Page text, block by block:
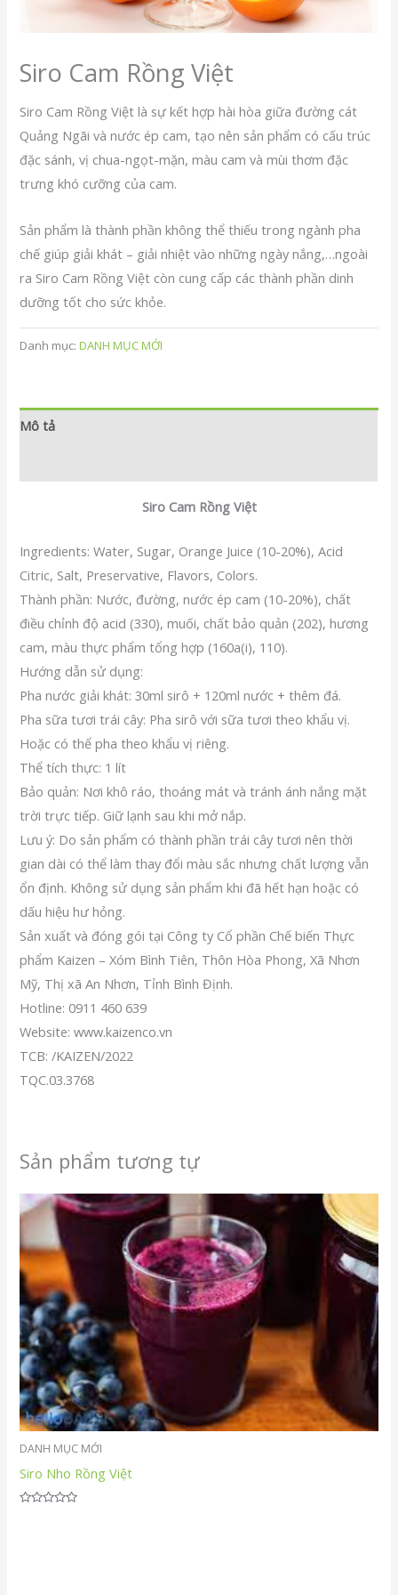
Siro Cam Rồng Việt
Siro Cam Rồng Việt là sự kết hợp hài hòa giữa đường cát
Quảng Ngãi và nước ép cam, tạo nên sản phẩm có cấu trúc
đặc sánh, vị chua-ngọt-mặn, màu cam và mùi thơm đặc
trưng khó cưỡng của cam.
Sản phẩm là thành phần không thể thiếu trong ngành pha
chế giúp giải khát – giải nhiệt vào những ngày nắng,…ngoài
ra Siro Cam Rồng Việt còn cung cấp các thành phần dinh
dưỡng tốt cho sức khỏe.
Danh mục:DANH MỤC MỚI
Mô tả
Siro Cam Rồng Việt
Ingredients: Water, Sugar, Orange Juice (10-20%), Acid
Citric, Salt, Preservative, Flavors, Colors.
Thành phần: Nước, đường, nước ép cam (10-20%), chất
điều chỉnh độ acid (330), muối, chất bảo quản (202), hương
cam, màu thực phẩm tổng hợp (160a(i), 110).
Hướng dẫn sử dụng:
Pha nước giải khát: 30ml sirô + 120ml nước + thêm đá.
Pha sữa tươi trái cây: Pha sirô với sữa tươi theo khẩu vị.
Hoặc có thể pha theo khẩu vị riêng.
Thể tích thực: 1 lít
Bảo quản: Nơi khô ráo, thoáng mát và tránh ánh nắng mặt
trời trực tiếp. Giữ lạnh sau khi mở nắp.
Lưu ý: Do sản phẩm có thành phần trái cây tươi nên thời
gian dài có thể làm thay đổi màu sắc nhưng chất lượng vẫn
ổn định. Không sử dụng sản phẩm khi đã hết hạn hoặc có
dấu hiệu hư hỏng.
Sản xuất và đóng gói tại Công ty Cổ phần Chế biến Thực
phẩm Kaizen – Xóm Bình Tiên, Thôn Hòa Phong, Xã Nhơn
Mỹ, Thị xã An Nhơn, Tỉnh Bình Định.
Hotline: 0911 460 639
Website: www.kaizenco.vn
TCB: /KAIZEN/2022
TQC.03.3768
Sản phẩm tương tự
DANH MỤC MỚI
Siro Nho Rồng Việt